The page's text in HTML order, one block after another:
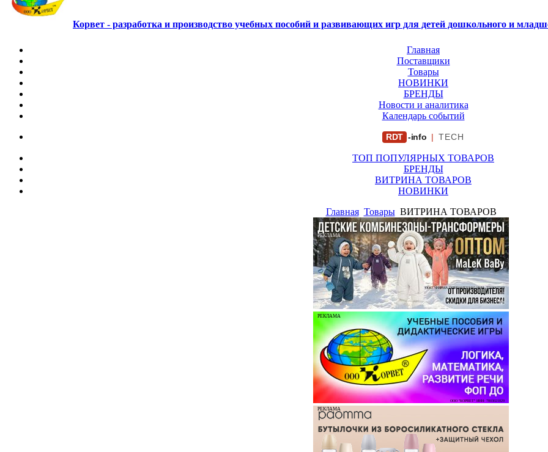
Корвет - разработка и производство учебных пособий и развивающих игр для детей дошкольного и
Главная
Поставщики
Товары
НОВИНКИ
БРЕНДЫ
Новости и аналитика
Календарь событий
RDT -info | TECH
ТОП ПОПУЛЯРНЫХ ТОВАРОВ
БРЕНДЫ
ВИТРИНА ТОВАРОВ
НОВИНКИ
Главная Товары ВИТРИНА ТОВАРОВ
РЕКЛАМА
ООО "ФИРМА "ХРИЗАНТЕМА" ИНН: 7719007569
РЕКЛАМА
ООО "КОРВЕТ" ИНН: 7803021829
РЕКЛАМА